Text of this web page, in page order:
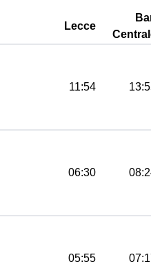
Lecce
11:54
06:30
05:55